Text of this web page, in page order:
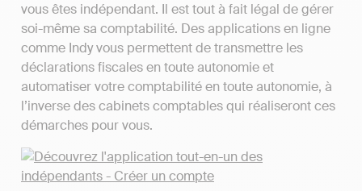
vous êtes indépendant. Il est tout à fait légal de gérer
soi-même sa comptabilité. Des applications en ligne
comme Indy vous permettent de transmettre les
déclarations fiscales en toute autonomie et
automatiser votre comptabilité en toute autonomie, à
l’inverse des cabinets comptables qui réaliseront ces
démarches pour vous.